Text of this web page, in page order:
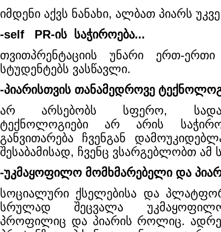
იმდენი აქვს ნანახი, ალბათ პიარს
-self PR-ის საჭიროება...
თვითპრენტაციის უნარი ერთ-
სტუდენტებს ვასწავლი.
-პიარისთვის თანამედროვე
არ არსებობს სფერო,
ტექნოლოგიები არ არის
განვითარება ჩვენგან
შესაბამისად, ჩვენც ვსარგებლობთ
-უკმაყოფილო მომხმარებელი და
სოციალური ქსელებისა და
სრულად შეცვალა
პროფილიც და პიარის როლიც.